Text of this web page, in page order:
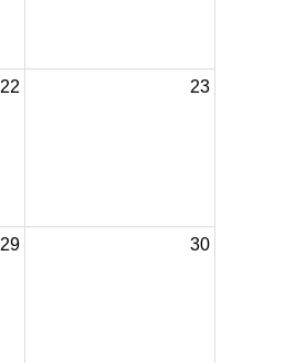
22 23
29 30